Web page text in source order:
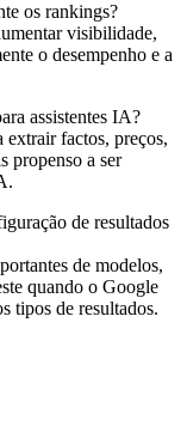
os rankings?
visibilidade,
o desempenho e a
assistentes IA?
factos, preços,
propenso a ser
de resultados
de modelos,
quando o Google
tipos de resultados.